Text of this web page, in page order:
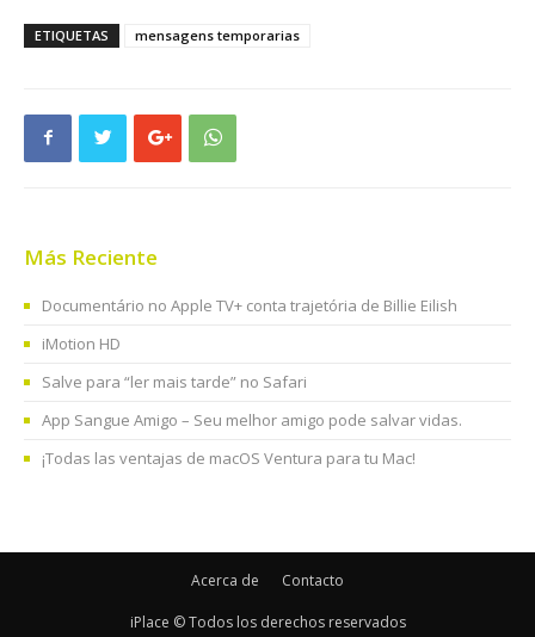
ETIQUETAS mensagens temporarias
Más Reciente
Documentário no Apple TV+ conta trajetória de Billie Eilish
iMotion HD
Salve para “ler mais tarde” no Safari
App Sangue Amigo – Seu melhor amigo pode salvar vidas.
¡Todas las ventajas de macOS Ventura para tu Mac!
Acerca de Contacto
iPlace © Todos los derechos reservados